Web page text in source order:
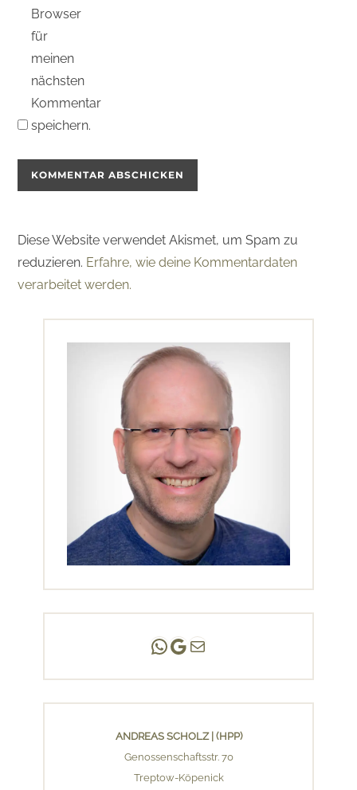
Browser
für
meinen
nächsten
Kommentar
speichern.
Diese Website verwendet Akismet, um Spam zu
reduzieren. Erfahre, wie deine Kommentardaten
verarbeitet werden.
Andreas Scholz | (HPP)
Praxis Adlershof
E-Mail an mich ...
ANDREAS SCHOLZ | (HPP)
Genossenschaftsstr. 70
Treptow-Köpenick